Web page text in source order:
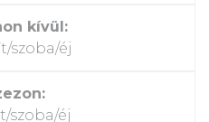
szoba/éj
szoba/éj